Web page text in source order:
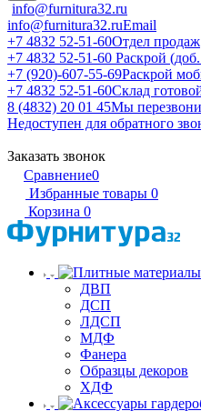
info@furnitura32.ru
info@furnitura32.ruEmail
+7 4832 52-51-60Отдел продаж
+7 4832 52-51-60 Раскрой
+7 (920)-607-55-69Раскрой
+7 4832 52-51-60Склад
8 (4832) 20 01 45Мы
Недоступен для обратного
Заказать звонок
Сравнение0
Избранные товары 0
Корзина 0
ДВП
ДСП
ЛДСП
МДФ
Фанера
Образцы декоров
ХДФ